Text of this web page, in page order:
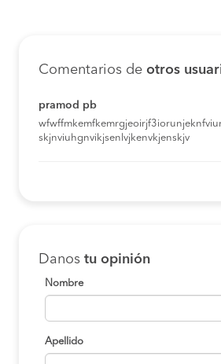
Comentarios de otros
pramod pb
skjnviuhgnvikjsenlvjkenvkjenskjv
Danos tu opinión
Nombre
Apellido